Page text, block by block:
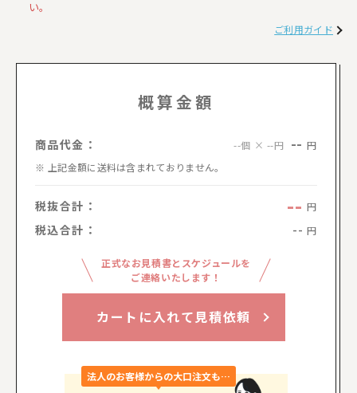
い。
ご利用ガイド
概算金額
商品代金： --個 × --円 -- 円
上記金額に送料は含まれておりません。
税抜合計： -- 円
税込合計： -- 円
正式なお見積書とスケジュールを
ご連絡いたします！
カートに入れて見積依頼
法人のお客様からの大口注文も…